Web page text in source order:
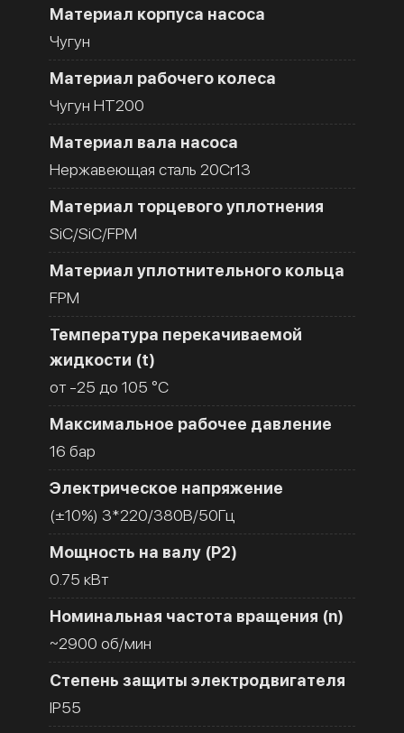
Материал корпуса насоса
Чугун
Материал рабочего колеса
Чугун HT200
Материал вала насоса
Нержавеющая сталь 20Cr13
Материал торцевого уплотнения
SiC/SiC/FPM
Материал уплотнительного кольца
FPM
Температура перекачиваемой
жидкости (t)
от -25 до 105 °C
Максимальное рабочее давление
16 бар
Электрическое напряжение
(±10%) 3*220/380В/50Гц
Мощность на валу (Р2)
0.75 кВт
Номинальная частота вращения (n)
~2900 об/мин
Степень защиты электродвигателя
IP55